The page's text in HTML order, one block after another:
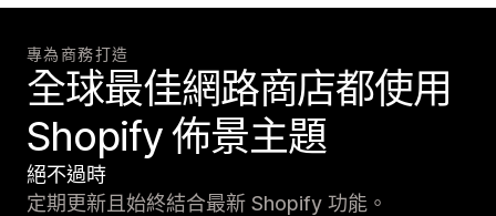
專為商務打造
全球最佳網路商店都使用
Shopify 佈景主題
絕不過時
定期更新且始終結合最新 Shopify 功能。